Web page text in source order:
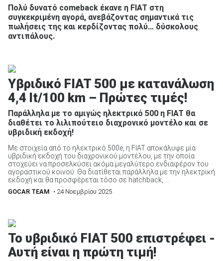
Καινούρια
Μεταχειρισμένα
Επιχειρήσεις
Πολύ δυνατό comeback έκανε η FIAT στη
συγκεκριμένη αγορά, ανεβάζοντας σημαντικά τις
πωλήσεις της και κερδίζοντας πολύ… δύσκολους
αντιπάλους.
Υβριδικό FIAT 500 με κατανάλωση
4,4 lt/100 km – Πρώτες τιμές!
Παράλληλα με το αμιγώς ηλεκτρικό 500 η FIAT θα
διαθέτει το λιλιπούτειο διαχρονικό μοντέλο και σε
υβριδική εκδοχή!
Με στοιχεία από το ηλεκτρικό 500e, η FIAT αποκάλυψε μία
υβριδική εκδοχή του διαχρονικού μοντέλου, με την οποία
στοχεύει να προσελκύσει ακόμα μεγαλύτερο ενδιαφέρον του
αγοραστικού κοινού. Θα διατίθεται παράλληλα με την ηλεκτρική
εκδοχή και θα προσφέρεται τόσο σε hatchback, ...
GOCAR TEAM • 24 Νοεμβρίου 2025
Το υβριδικό FIAT 500 επιστρέφει -
Αυτή είναι η πρώτη τιμή!